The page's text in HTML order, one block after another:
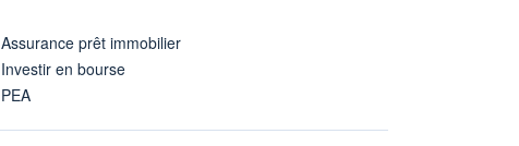
Assurance prêt immobilier
Investir en bourse
PEA